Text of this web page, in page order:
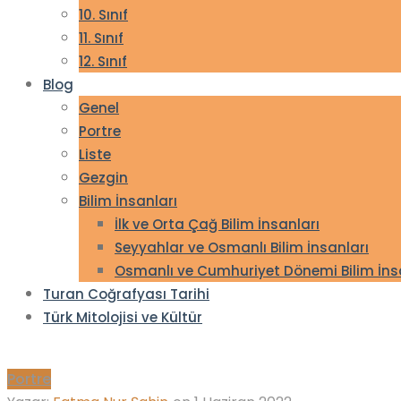
10. Sınıf
11. Sınıf
12. Sınıf
Blog
Genel
Portre
Liste
Gezgin
Bilim İnsanları
İlk ve Orta Çağ Bilim İnsanları
Seyyahlar ve Osmanlı Bilim İnsanları
Osmanlı ve Cumhuriyet Dönemi Bilim
Turan Coğrafyası Tarihi
Türk Mitolojisi ve Kültür
Portre